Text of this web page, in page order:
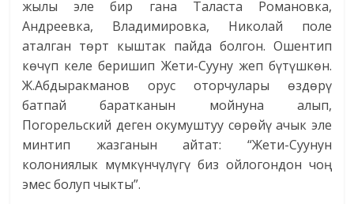
жылы эле бир гана Таласта Романовка,
Андреевка, Владимировка, Николай поле
аталган төрт кыштак пайда болгон. Ошентип
көчүп келе беришип Жети-Сууну жеп бүтүшкөн.
Ж.Абдыракманов орус оторчулары өздөрү
батпай баратканын мойнуна алып,
Погорельский деген окумуштуу сөрөйү ачык эле
минтип жазганын айтат: “Жети-Суунун
колониялык мүмкүнчүлүгү биз ойлогондон чоң
эмес болуп чыкты”.